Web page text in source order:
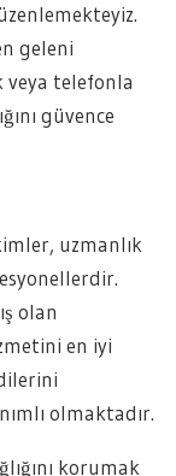
geleni
veya telefonla
güvence
uzmanlık
olan
en iyi
olmaktadır.
korumak